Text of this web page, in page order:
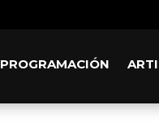
PROGRAMACIÓN